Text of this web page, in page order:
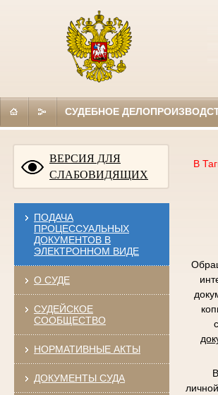
СУДЕБНОЕ
ВЕРСИЯ ДЛЯ
СЛАБОВИДЯЩИХ
ПОДАЧА
ПРОЦЕССУАЛЬНЫХ
ДОКУМЕНТОВ В
ЭЛЕКТРОННОМ ВИДЕ
О СУДЕ
СУДЕЙСКОЕ
СООБЩЕСТВО
НОРМАТИВНЫЕ АКТЫ
ДОКУМЕНТЫ СУДА
В